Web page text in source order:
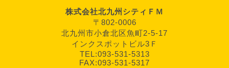
株式会社北九州シティＦＭ
〒802-0006
北九州市小倉北区魚町2-5-17
インクスポットビル3Ｆ
TEL:093-531-5313
FAX:093-531-5317